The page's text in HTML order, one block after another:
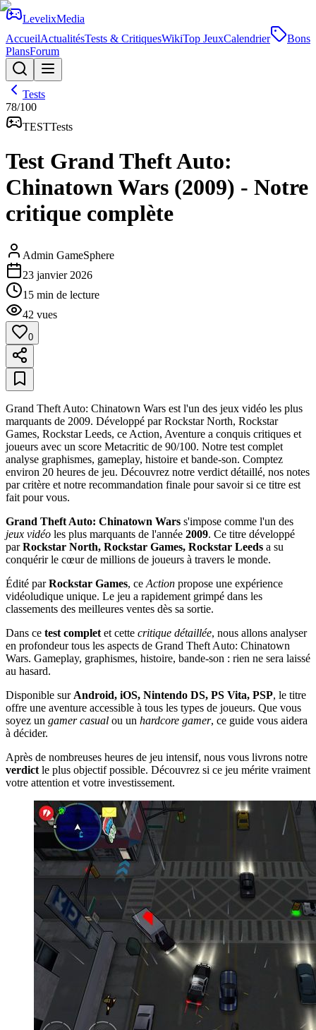
LevelixMedia
AccueilActualitésTests & CritiquesWikiTop JeuxCalendrier
Bons
PlansForum
Tests
78/100
TESTTests
Test Grand Theft Auto:
Chinatown Wars (2009) - Notre
critique complète
Admin GameSphere
23 janvier 2026
15 min de lecture
42 vues
0
Grand Theft Auto: Chinatown Wars est l'un des jeux vidéo les plus
marquants de 2009. Développé par Rockstar North, Rockstar
Games, Rockstar Leeds, ce Action, Aventure a conquis critiques et
joueurs avec un score Metacritic de 90/100. Notre test complet
analyse graphismes, gameplay, histoire et bande-son. Comptez
environ 20 heures de jeu. Découvrez notre verdict détaillé, nos notes
par critère et notre recommandation finale pour savoir si ce titre est
fait pour vous.
Grand Theft Auto: Chinatown Wars s'impose comme l'un des
jeux vidéo les plus marquants de l'année 2009. Ce titre développé
parRockstar North, Rockstar Games, Rockstar Leeds a su
conquérir le cœur de millions de joueurs à travers le monde.
Édité parRockstar Games, ce Action propose une expérience
vidéoludique unique. Le jeu a rapidement grimpé dans les
classements des meilleures ventes dès sa sortie.
Dans ce test complet et cette critique détaillée, nous allons analyser
en profondeur tous les aspects de Grand Theft Auto: Chinatown
Wars. Gameplay, graphismes, histoire, bande-son : rien ne sera laissé
au hasard.
Disponible sur Android, iOS, Nintendo DS, PS Vita, PSP, le titre
offre une aventure accessible à tous les types de joueurs. Que vous
soyez un gamer casual ou un hardcore gamer, ce guide vous aidera
à décider.
Après de nombreuses heures de jeu intensif, nous vous livrons notre
verdict le plus objectif possible. Découvrez si ce jeu mérite vraiment
votre attention et votre investissement.